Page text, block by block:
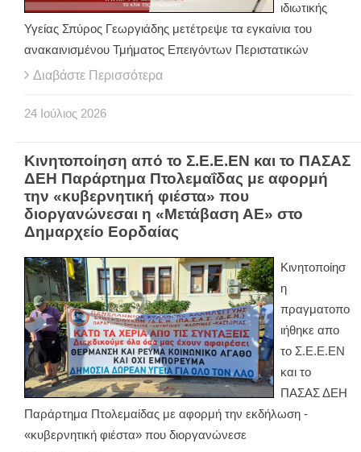
ιδιωτικής
Υγείας Σπύρος Γεωργιάδης μετέτρεψε τα εγκαίνια του
ανακαινισμένου Τμήματος Επειγόντων Περιστατικών
Διαβάστε Περισσότερα
24 Ιούλιος 2026
Κινητοποίηση από το Σ.Ε.Ε.ΕΝ και το ΠΑΣΑΣ
ΔΕΗ Παράρτημα Πτολεμαΐδας με αφορμή
την «κυβερνητική φιέστα» που
διοργανώνεσαι η «Μετάβαση ΑΕ» στο
Δημαρχείο Εορδαίας
Κινητοποίησ
η
πραγματοπο
ιήθηκε απο
το Σ.Ε.Ε.ΕΝ
και το
ΠΑΣΑΣ ΔΕΗ
Παράρτημα Πτολεμαίδας με αφορμή την εκδήλωση -
«κυβερνητική φιέστα» που διοργανώνεσε